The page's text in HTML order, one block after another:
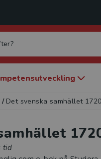
/ Det svenska samhället
tid